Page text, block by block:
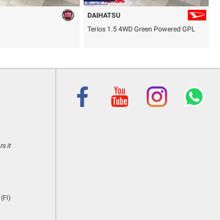
DAIHATSU
Terios 1.5 4WD Green Powered GPL